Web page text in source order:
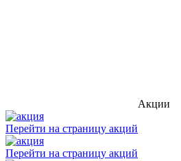
Акции
Перейти на страницу акций
Перейти на страницу акций